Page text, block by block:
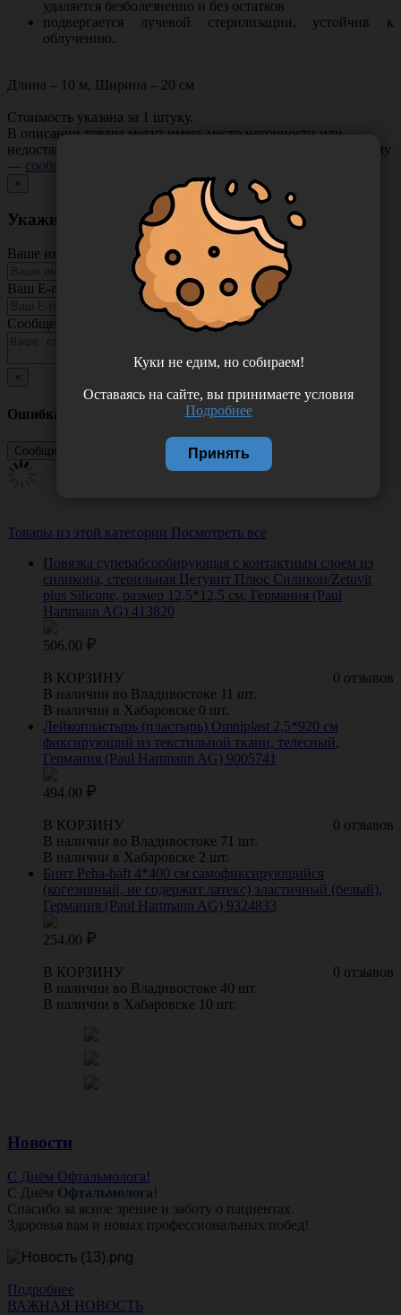
удаляется безболезненно и без остатков
подвергается лучевой стерилизации, устойчив к
облучению.
Длина – 10 м, Ширина – 20 см
Стоимость указана за 1 штуку.
В описании товара могут иметь место неточности или
недостающая информация. Если вы заметили такую проблему
— сообщите нам
×
Укажите неточность в описании товара
Ваше имя
Ваш E-mail
Сообщение
×
Ошибка
Товары из этой категории Посмотреть все
Повязка суперабсорбирующая с контактным слоем из
силикона, стерильная Цетувит Плюс Силикон/Zetuvit
plus Silicone, размер 12,5*12,5 см, Германия (Paul
Hartmann AG) 413820
506.00
0 отзывов
В КОРЗИНУ
В наличии во Владивостоке 11 шт.
В наличии в Хабаровске 0 шт.
Лейкопластырь (пластырь) Omniplast 2,5*920 см
фиксирующий из текстильной ткани, телесный,
Германия (Paul Hartmann AG) 9005741
494.00
0 отзывов
В КОРЗИНУ
В наличии во Владивостоке 71 шт.
В наличии в Хабаровске 2 шт.
Бинт Peha-haft 4*400 см самофиксирующийся
(когезивный, не содержит латекс) эластичный (белый),
Германия (Paul Hartmann AG) 9324833
254.00
0 отзывов
В КОРЗИНУ
В наличии во Владивостоке 40 шт.
В наличии в Хабаровске 10 шт.
Новости
С Днём Офтальмолога!
С Днём Офтальмолога!
Спасибо за ясное зрение и заботу о пациентах.
Здоровья вам и новых профессиональных побед!
Подробнее
ВАЖНАЯ НОВОСТЬ
Куки не едим, но собираем!
Оставаясь на сайте, вы принимаете условия
Подробнее
Принять